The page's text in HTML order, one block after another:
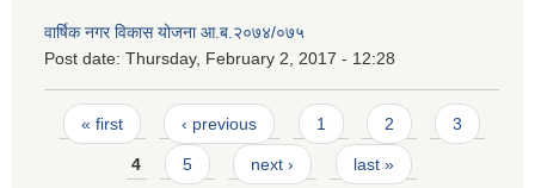
वार्षिक नगर विकास योजना आ.ब.२०७४/०७५
Post date: Thursday, February 2, 2017 - 12:28
Pages
« first ‹ previous 1 2 3
4 5 next › last »